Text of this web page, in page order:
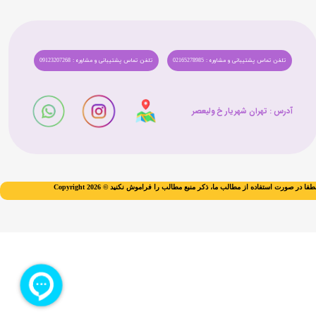
تلفن تماس پشتیبانی و مشاوره : 09123207268 تلفن تماس پشتیبانی و مشاوره : 02165278985
آدرس : تهران شهریار خ ولیعصر​​​​​​​